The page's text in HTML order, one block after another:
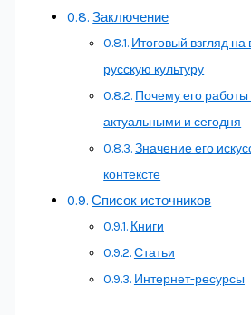
Заключение
Итоговый взгляд
русскую культуру
Почему его работы
актуальными и сегодня
Значение его
контексте
Список источников
Книги
Статьи
Интернет-ресурсы